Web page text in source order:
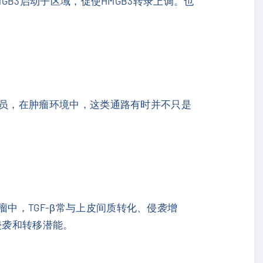
，在肿瘤环境中，这类通路有时并不只是
，TGF-β常与上皮间质转化、侵袭增
和转移潜能。